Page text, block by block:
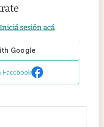
Iniciá sesión acá
Facebook